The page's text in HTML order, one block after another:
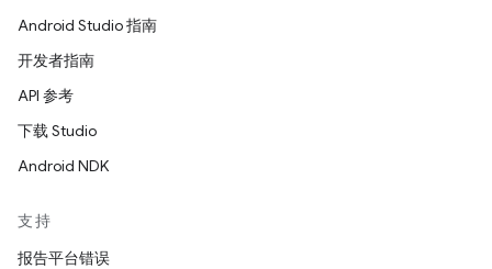
Android Studio 指南
开发者指南
API 参考
下载 Studio
Android NDK
支持
报告平台错误